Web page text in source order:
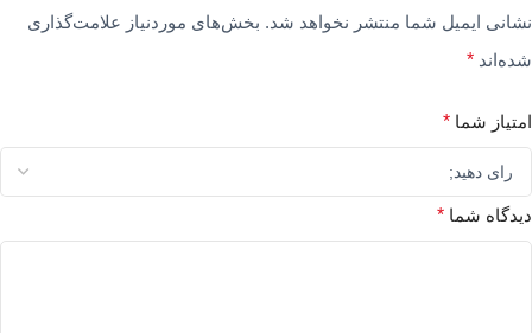
نشانی ایمیل شما منتشر نخواهد شد. بخش‌های موردنیاز علامت‌گذاری
شده‌اند *
امتیاز شما *
دیدگاه شما *